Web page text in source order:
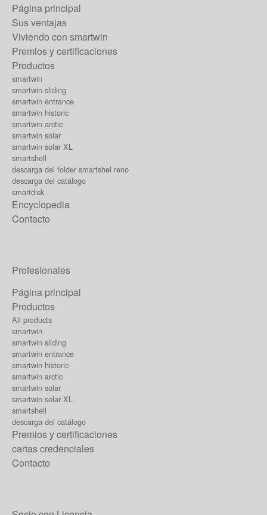
Página principal
Sus ventajas
Viviendo con smartwin
Premios y certificaciones
Productos
smartwin
smartwin sliding
smartwin entrance
smartwin historic
smartwin arctic
smartwin solar
smartwin solar XL
smartshell
descarga del folder smartshel reno
descarga del catálogo
smartdisk
Encyclopedia
Contacto
Profesionales
Página principal
Productos
All products
smartwin
smartwin sliding
smartwin entrance
smartwin historic
smartwin arctic
smartwin solar
smartwin solar XL
smartshell
descarga del catálogo
Premios y certificaciones
cartas credenciales
Contacto